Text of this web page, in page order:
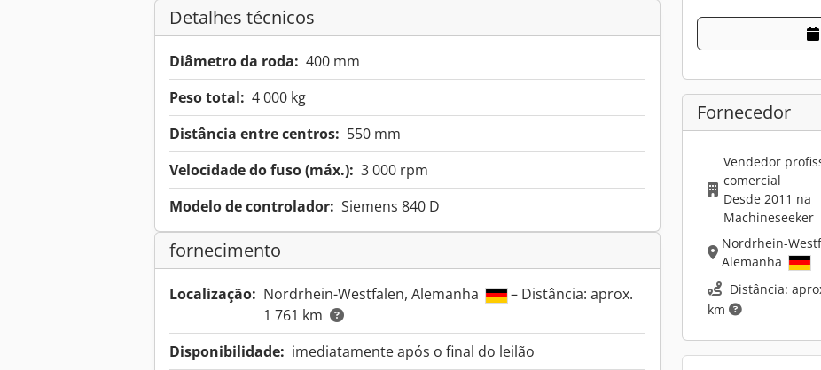
Detalhes técnicos
Diâmetro da roda: 400 mm
Peso total: 4 000 kg
Distância entre centros: 550 mm
Velocidade do fuso (máx.): 3 000 rpm
Modelo de controlador: Siemens 840 D
fornecimento
Localização: Nordrhein-Westfalen, Alemanha
– Distância: aprox.
1 761 km
Disponibilidade: imediatamente após o final do leilão
Fornecedor
Vendedor
comercial
Desde 2011 na
Machineseeker
Nordrhein-
Alemanha
Distância:
km